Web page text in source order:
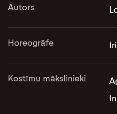
Autors
Horeogrāfe
Kostīmu mākslinieki